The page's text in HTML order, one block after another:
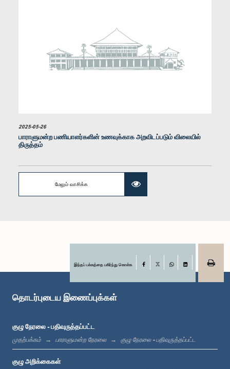
கௌரவ தேவானந்த சுரவீர, பா.உ.
உறுப்பினர்
கௌரவ திலிப் வெதஆரச்சி, பா.உ.
கௌரவ கிங்ஸ் நெல்சன், பா.உ.
2025-05-26
பாராளுமன்ற பணியாளர்களின் உணவுக்காக அறவிடப்படும் விலையில்
திருத்தம்
மேலும் வாசிக்க
இந்தப் பக்கத்தை பகிர்ந்து கொள்க Facebook
LinkedIn
தொடர்புடைய இணைப்புக்கள்
குழு நேரலை - பதிவுருத்தப்பட்ட
முதற்பக்கம் பாராளுமன்ற நேரலை குழு நேரலை - பதிவுருத்தப்பட்ட
குழு அறிக்கைகள்